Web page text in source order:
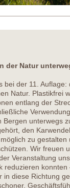
der Natur
bei der 11. Auflage:
Natur. Plastikfrei
entlang der
Bergen unterwegs
den
zu gestalten
Wir freuen
Veranstaltung
reduzieren
in diese Richtung